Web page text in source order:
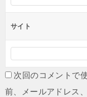
サイト
次回のコメントで
前、メールアドレス